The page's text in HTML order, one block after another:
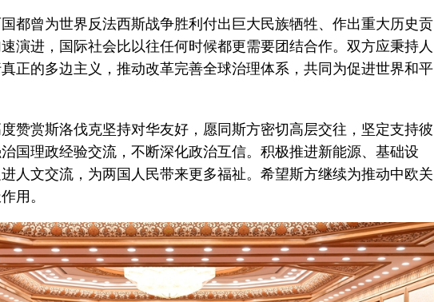
曾为世界反法西斯战争胜利付出巨大民族牺牲、作出重大历史贡
演进，国际社会比以往任何时候都更需要团结合作。双方应秉持人
正的多边主义，推动改革完善全球治理体系，共同为促进世界和平
赏斯洛伐克坚持对华友好，愿同斯方密切高层交往，坚定支持彼
国理政经验交流，不断深化政治互信。积极推进新能源、基础设
人文交流，为两国人民带来更多福祉。希望斯方继续为推动中欧关
用。